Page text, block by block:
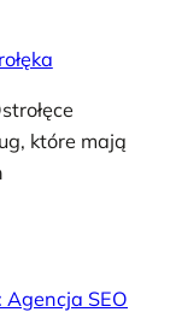
które mają
Agencja SEO